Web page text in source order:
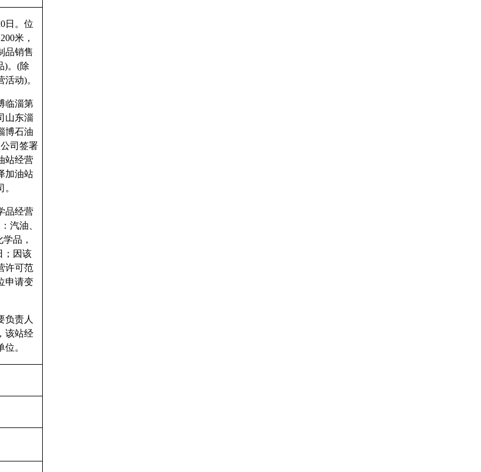
日。位
米，
品销售
)。(除
动)。
临淄第
山东淄
博石油
司签署
站经营
加油站
品经营
汽油、
品，
；因该
许可范
申请变
负责人
该站经
。